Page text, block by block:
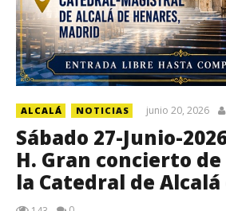
ALCALÁ NOTICIAS junio 20, 2026
Sábado 27-Junio-
H. Gran concierto
la Catedral de